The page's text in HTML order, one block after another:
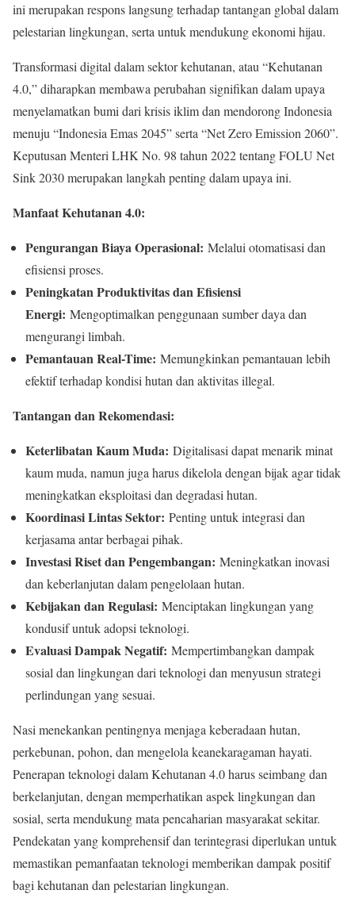
ini merupakan respons langsung terhadap tantangan global dalam
pelestarian lingkungan, serta untuk mendukung ekonomi hijau.
Transformasi digital dalam sektor kehutanan, atau “Kehutanan
4.0,” diharapkan membawa perubahan signifikan dalam upaya
menyelamatkan bumi dari krisis iklim dan mendorong Indonesia
menuju “Indonesia Emas 2045” serta “Net Zero Emission 2060”.
Keputusan Menteri LHK No. 98 tahun 2022 tentang FOLU Net
Sink 2030 merupakan langkah penting dalam upaya ini.
Manfaat Kehutanan 4.0:
Pengurangan Biaya Operasional: Melalui otomatisasi dan
efisiensi proses.
Peningkatan Produktivitas dan Efisiensi
Energi: Mengoptimalkan penggunaan sumber daya dan
mengurangi limbah.
Pemantauan Real-Time: Memungkinkan pemantauan lebih
efektif terhadap kondisi hutan dan aktivitas illegal.
Tantangan dan Rekomendasi:
Keterlibatan Kaum Muda: Digitalisasi dapat menarik minat
kaum muda, namun juga harus dikelola dengan bijak agar tidak
meningkatkan eksploitasi dan degradasi hutan.
Koordinasi Lintas Sektor: Penting untuk integrasi dan
kerjasama antar berbagai pihak.
Investasi Riset dan Pengembangan: Meningkatkan inovasi
dan keberlanjutan dalam pengelolaan hutan.
Kebijakan dan Regulasi: Menciptakan lingkungan yang
kondusif untuk adopsi teknologi.
Evaluasi Dampak Negatif: Mempertimbangkan dampak
sosial dan lingkungan dari teknologi dan menyusun strategi
perlindungan yang sesuai.
Nasi menekankan pentingnya menjaga keberadaan hutan,
perkebunan, pohon, dan mengelola keanekaragaman hayati.
Penerapan teknologi dalam Kehutanan 4.0 harus seimbang dan
berkelanjutan, dengan memperhatikan aspek lingkungan dan
sosial, serta mendukung mata pencaharian masyarakat sekitar.
Pendekatan yang komprehensif dan terintegrasi diperlukan untuk
memastikan pemanfaatan teknologi memberikan dampak positif
bagi kehutanan dan pelestarian lingkungan.